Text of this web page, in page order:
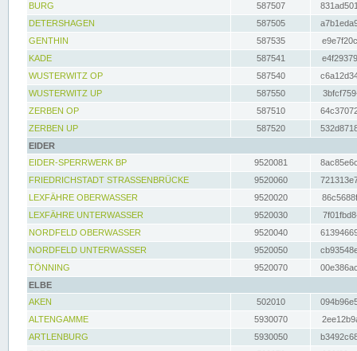
BURG
587507
DETERSHAGEN
587505
GENTHIN
587535
KADE
587541
WUSTERWITZ OP
587540
WUSTERWITZ UP
587550
ZERBEN OP
587510
ZERBEN UP
587520
EIDER
EIDER-SPERRWERK BP
9520081
FRIEDRICHSTADT STRASSENBRÜCKE
9520060
LEXFÄHRE OBERWASSER
9520020
LEXFÄHRE UNTERWASSER
9520030
NORDFELD OBERWASSER
9520040
NORDFELD UNTERWASSER
9520050
TÖNNING
9520070
ELBE
AKEN
502010
ALTENGAMME
5930070
ARTLENBURG
5930050